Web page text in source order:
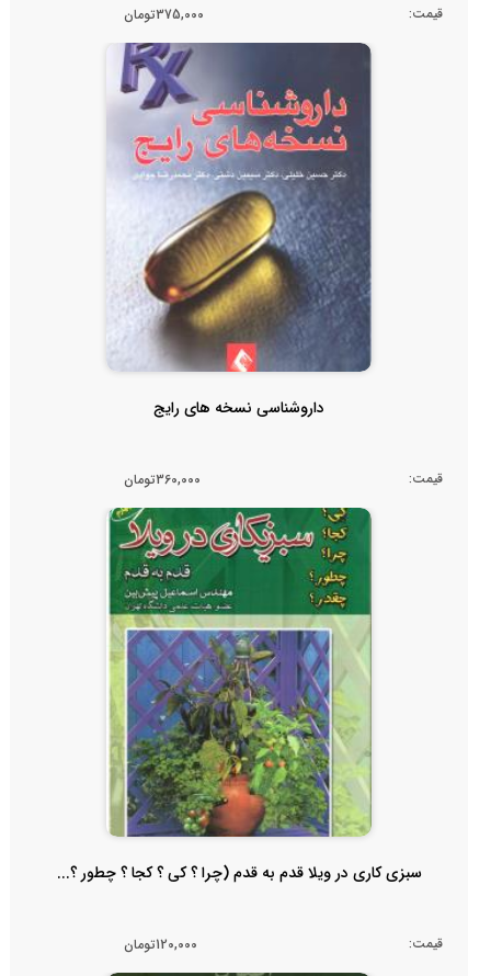
قیمت: 375,000تومان
داروشناسی نسخه های رایج
قیمت: 360,000تومان
سبزی کاری در ویلا قدم به قدم (چرا ؟ کی ؟ کجا ؟ چطور ؟...
قیمت: 120,000تومان